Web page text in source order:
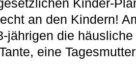
Kinder-
an den Kindern!
jährigen die
eine